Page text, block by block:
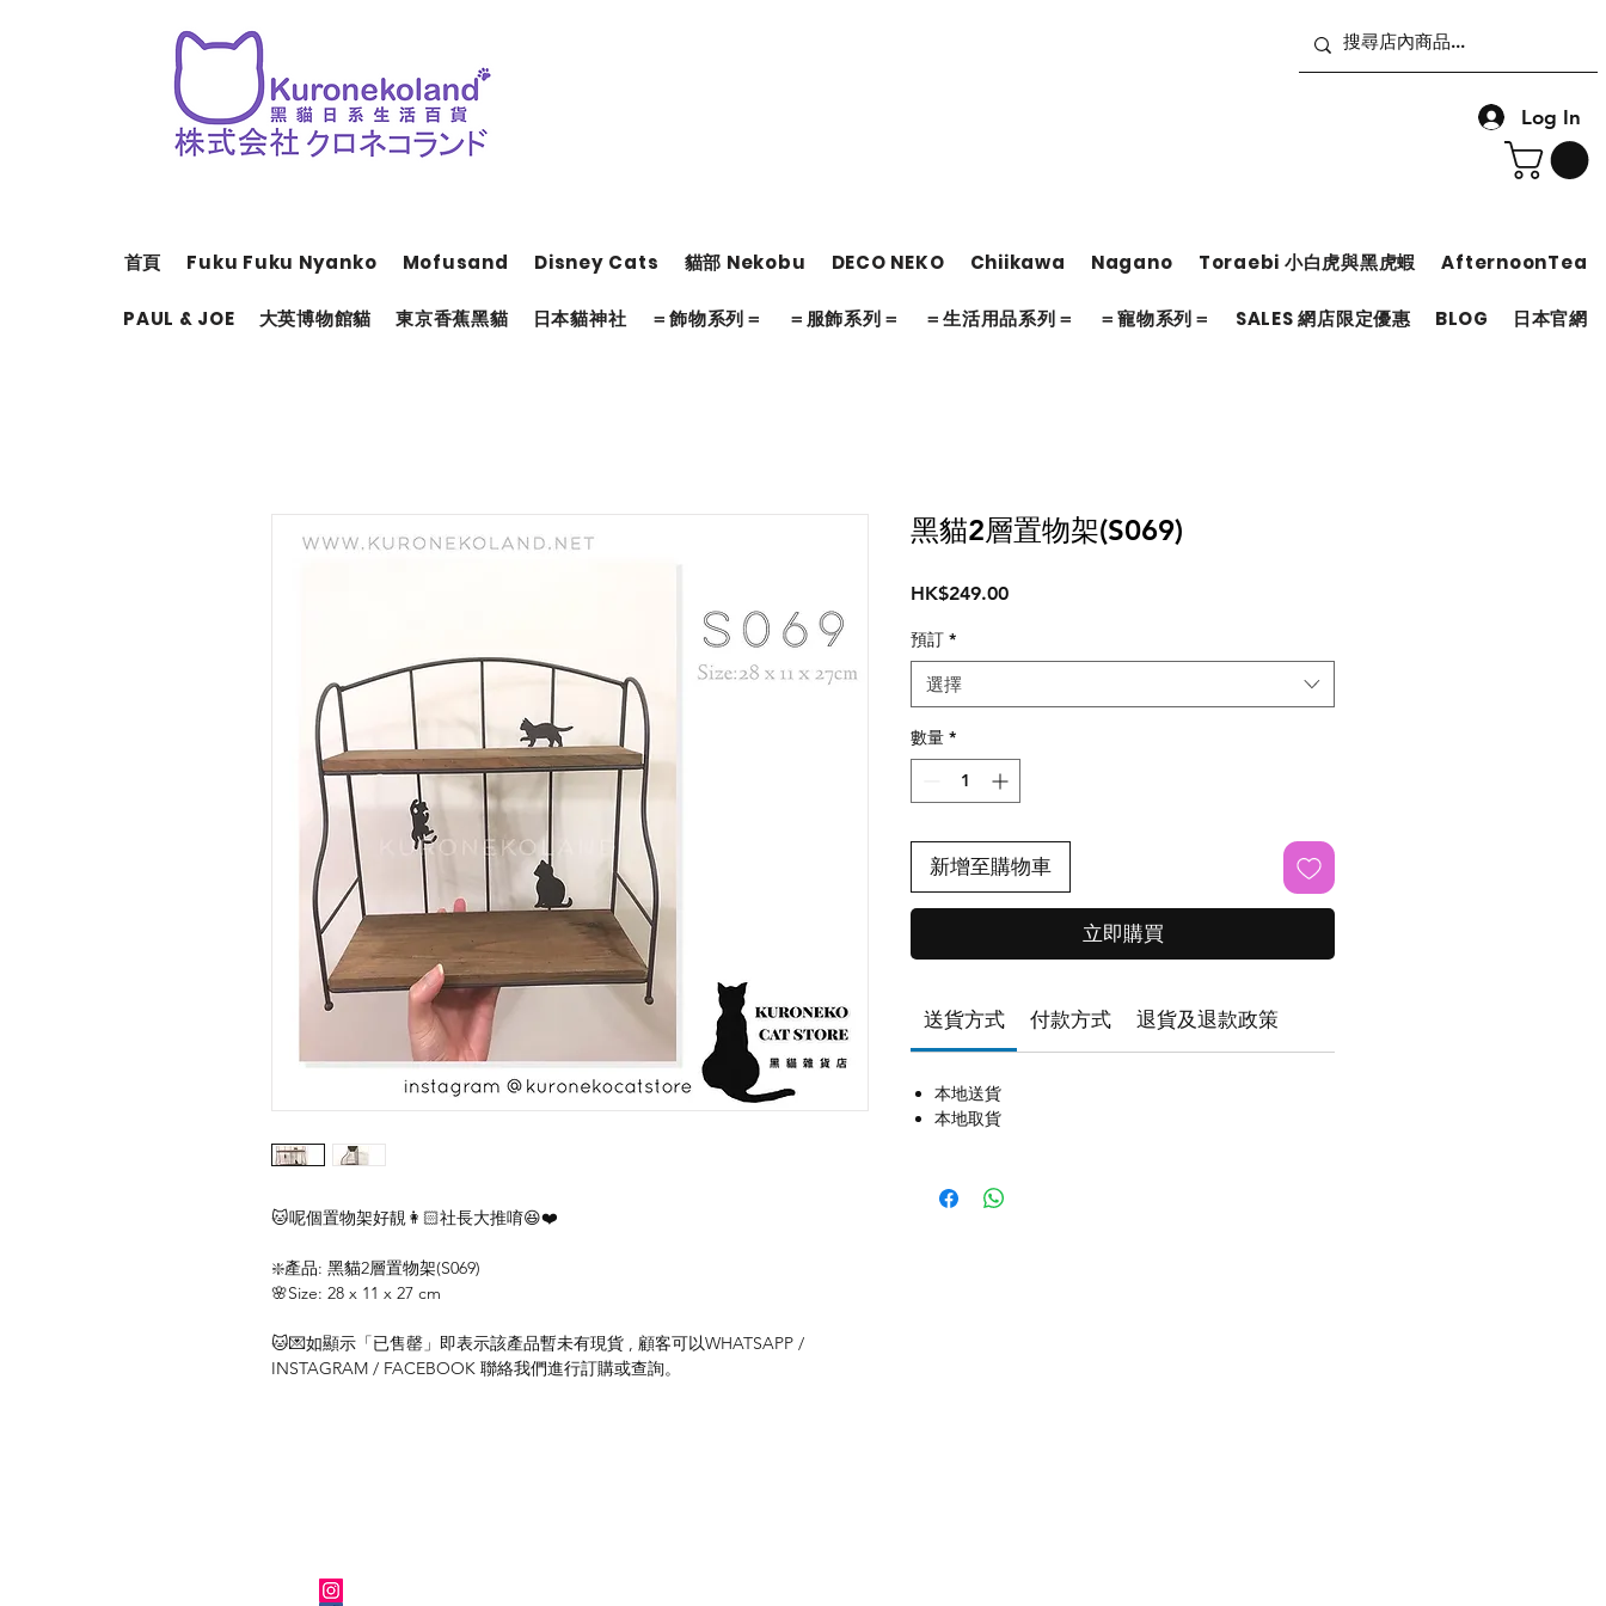
Log In
首頁 Fuku Fuku Nyanko Mofusand Disney Cats 貓部 Nekobu DECO NEKO Chiikawa Nagano Toraebi 小白虎與黑虎蝦 AfternoonTea
PAUL & JOE 大英博物館貓 東京香蕉黑貓 日本貓神社 ＝飾物系列＝ ＝服飾系列＝ ＝生活用品系列＝ ＝寵物系列＝ SALES 網店限定優惠 BLOG 日本官網
🐱呢個置物架好靚👩🏻社長大推唷😆❤️
❇️產品: 黑貓2層置物架(S069)
🌸Size: 28 x 11 x 27 cm
🐱💌如顯示「已售罄」即表示該產品暫未有現貨 , 顧客可以WHATSAPP /
INSTAGRAM / FACEBOOK 聯絡我們進行訂購或查詢。
黑貓2層置物架(S069)
HK$249.00價
預訂 *
選擇
數量 *
新增至購物車
立即購買
送貨方式 付款方式 退貨及退款政策
本地送貨
本地取貨